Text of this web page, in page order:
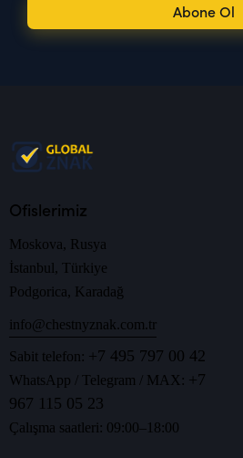
Abone Ol
Ofislerimiz
Moskova, Rusya
İstanbul, Türkiye
Podgorica, Karadağ
info@chestnyznak.com.tr
Sabit telefon: +7 495 797 00 42
WhatsApp / Telegram / MAX: +7
967 115 05 23
Çalışma saatleri: 09:00–18:00